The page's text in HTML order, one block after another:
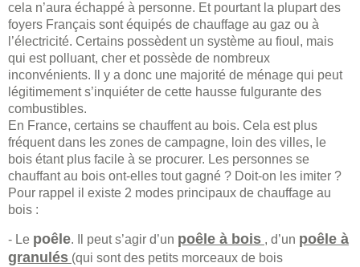
cela n’aura échappé à personne. Et pourtant la plupart des
foyers Français sont équipés de chauffage au gaz ou à
l’électricité. Certains possèdent un système au fioul, mais
qui est polluant, cher et possède de nombreux
inconvénients. Il y a donc une majorité de ménage qui peut
légitimement s’inquiéter de cette hausse fulgurante des
combustibles.
En France, certains se chauffent au bois. Cela est plus
fréquent dans les zones de campagne, loin des villes, le
bois étant plus facile à se procurer. Les personnes se
chauffant au bois ont-elles tout gagné ? Doit-on les imiter ?
Pour rappel il existe 2 modes principaux de chauffage au
bois :
- Le poêle. Il peut s’agir d’un poêle à bois , d’un poêle à
granulés (qui sont des petits morceaux de bois